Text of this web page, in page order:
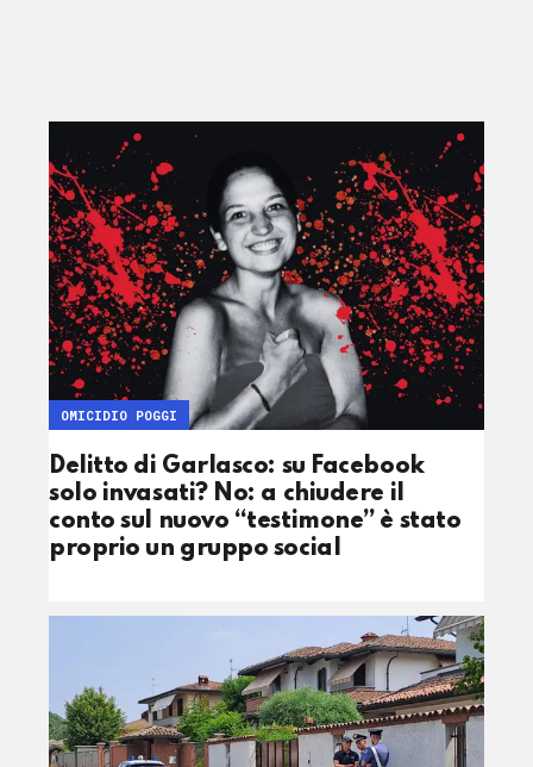
Delitto di Garlasco: su Facebook
solo invasati? No: a chiudere il
conto sul nuovo “testimone” è stato
proprio un gruppo social
OMICIDIO POGGI